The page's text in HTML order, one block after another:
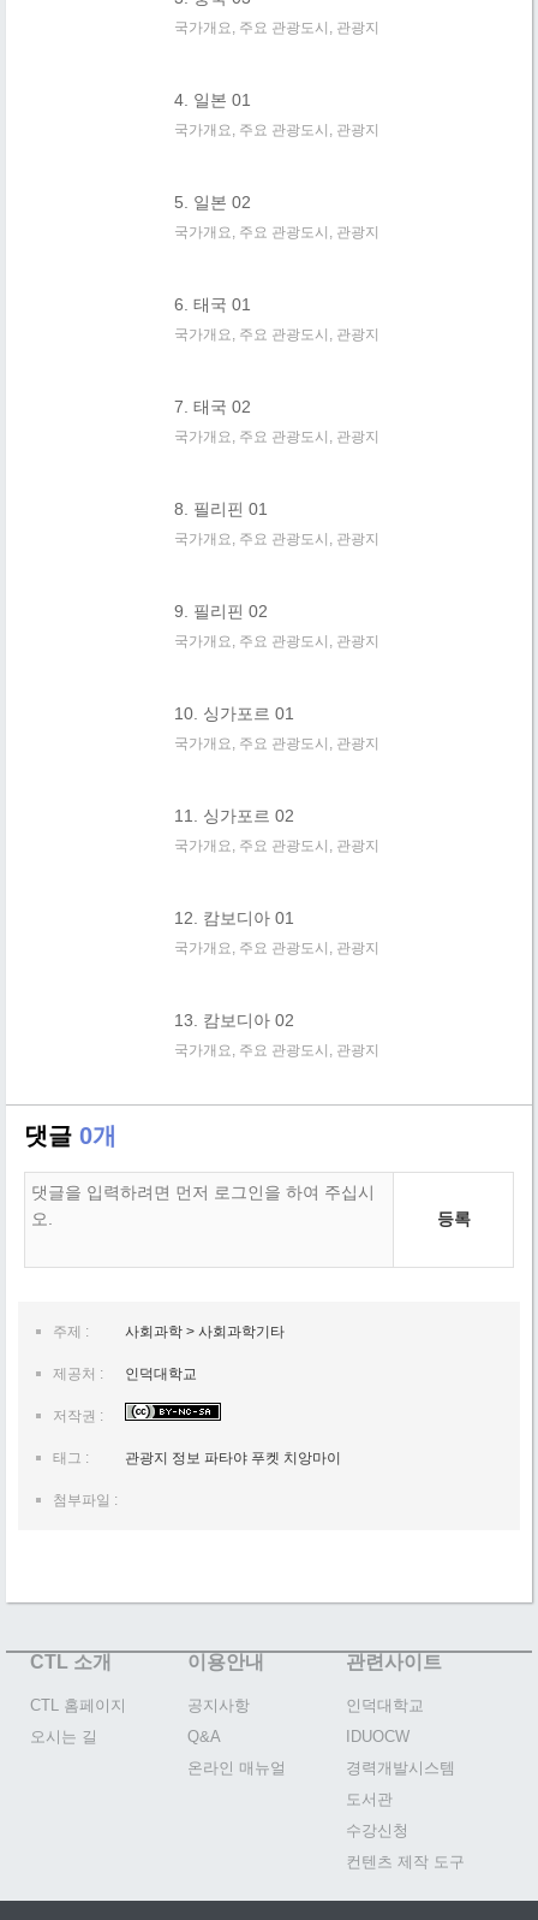
국가개요, 주요 관광도시, 관광지
4. 일본 01
국가개요, 주요 관광도시, 관광지
5. 일본 02
국가개요, 주요 관광도시, 관광지
6. 태국 01
국가개요, 주요 관광도시, 관광지
7. 태국 02
국가개요, 주요 관광도시, 관광지
8. 필리핀 01
국가개요, 주요 관광도시, 관광지
9. 필리핀 02
국가개요, 주요 관광도시, 관광지
10. 싱가포르 01
국가개요, 주요 관광도시, 관광지
11. 싱가포르 02
국가개요, 주요 관광도시, 관광지
12. 캄보디아 01
국가개요, 주요 관광도시, 관광지
13. 캄보디아 02
국가개요, 주요 관광도시, 관광지
댓글 0개
등록
주제 : 사회과학 > 사회과학기타
제공처 : 인덕대학교
저작권 :
태그 : 관광지 정보 파타야 푸켓 치앙마이
첨부파일 :
CTL 소개
CTL 홈페이지
오시는 길
이용안내
공지사항
Q&A
온라인 매뉴얼
관련사이트
인덕대학교
IDUOCW
경력개발시스템
도서관
수강신청
컨텐츠 제작 도구